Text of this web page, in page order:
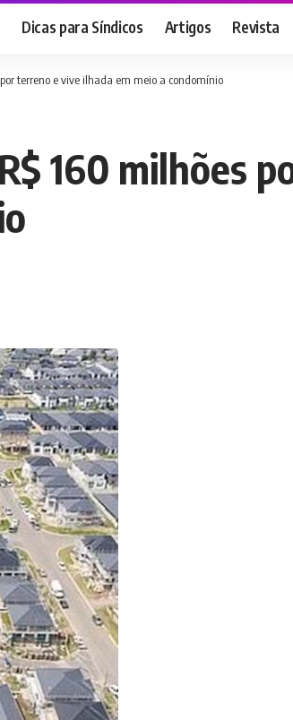
Dicas para Síndicos Artigos Revista
terreno e vive ilhada em meio a condomínio
160 milhões